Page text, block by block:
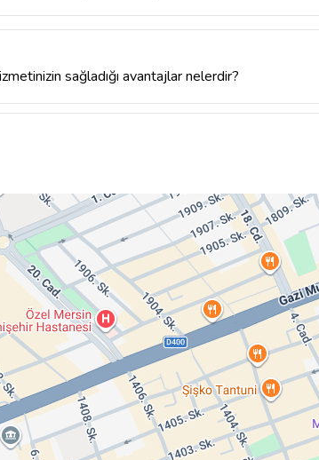
sağladığı avantajlar nelerdir?
profesyonel ve deneyimli palyaçolarla
sunuyoruz.